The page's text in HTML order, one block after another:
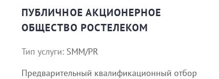
ПУБЛИЧНОЕ АКЦИОНЕРНОЕ
ОБЩЕСТВО РОСТЕЛЕКОМ
Тип услуги: SMM/PR
Предварительный квалификационный отбор